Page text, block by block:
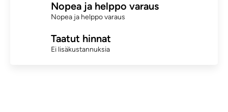
Nopea ja helppo varaus
Nopea ja helppo varaus
Taatut hinnat
Ei lisäkustannuksia